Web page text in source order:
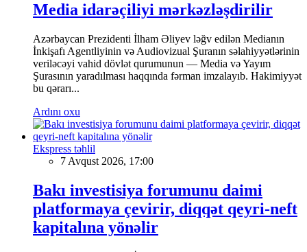
Media idarəçiliyi mərkəzləşdirilir
Azərbaycan Prezidenti İlham Əliyev ləğv edilən Medianın
İnkişafı Agentliyinin və Audiovizual Şuranın səlahiyyətlərinin
veriləcəyi vahid dövlət qurumunun — Media və Yayım
Şurasının yaradılması haqqında fərman imzalayıb. Hakimiyyət
bu qərarı...
Ardını oxu
Ekspress təhlil
7 Avqust 2026, 17:00
Bakı investisiya forumunu daimi
platformaya çevirir, diqqət qeyri-neft
kapitalına yönəlir